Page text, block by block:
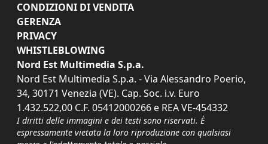
CONDIZIONI DI VENDITA
GERENZA
PRIVACY
WHISTLEBLOWING
Nord Est Multimedia S.p.a.
Nord Est Multimedia S.p.a. - Via Alessandro Poerio,
34, 30171 Venezia (VE). Cap. Soc. i.v. Euro
1.432.522,00 C.F. 05412000266 e REA VE-454332
I diritti delle immagini e dei testi sono riservati. È
espressamente vietata la loro riproduzione con qualsiasi